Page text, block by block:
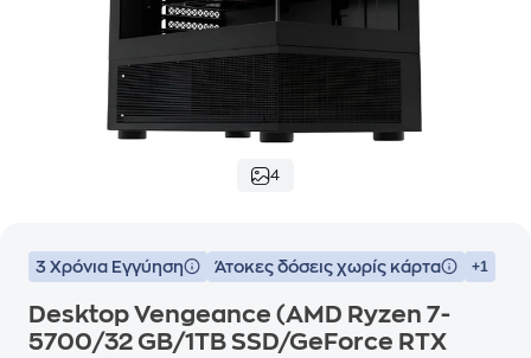
4
3 Χρόνια Εγγύηση Άτοκες δόσεις χωρίς κάρτα +1
Desktop Vengeance (AMD Ryzen 7-
5700/32 GB/1ΤΒ SSD/GeForce RTX